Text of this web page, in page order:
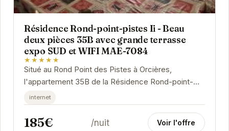
Résidence Rond-point-pistes Ii - Beau
deux pièces 35B avec grande terrasse
expo SUD et WIFI MAE-7084
★★★★★
Situé au Rond Point des Pistes à Orcières,
l'appartement 35B de la Résidence Rond-point-
pistes II offre un cadre idéal pour des vacances à
la...
internet
185€ /nuit Voir l'offre